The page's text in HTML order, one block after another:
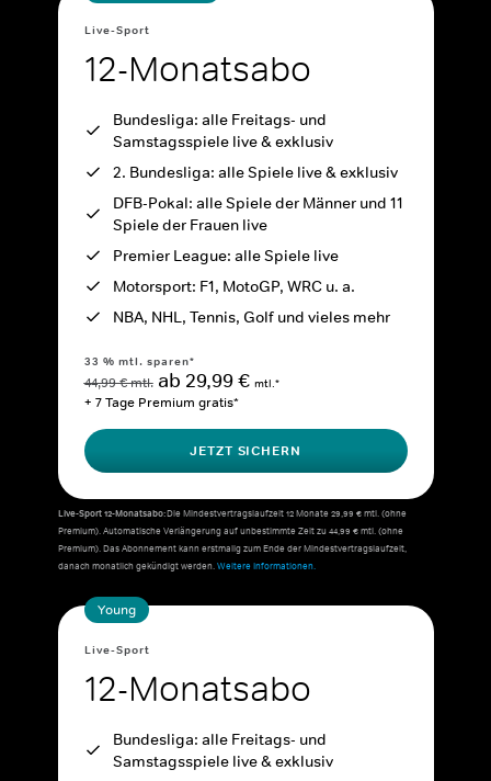
Live-Sport
12-Monatsabo
Bundesliga: alle Freitags- und
Samstagsspiele live & exklusiv
2. Bundesliga: alle Spiele live & exklusiv
DFB-Pokal: alle Spiele der Männer und 11
Spiele der Frauen live
Premier League: alle Spiele live
Motorsport: F1, MotoGP, WRC u. a.
NBA, NHL, Tennis, Golf und vieles mehr
33 % mtl. sparen*
44,99 € mtl. ab 29,99 € mtl.*
+ 7 Tage Premium gratis*
JETZT SICHERN
Live-Sport 12-Monatsabo:Die Mindestvertragslaufzeit 12 Monate 29,99 € mtl. (ohne
Premium). Automatische Verlängerung auf unbestimmte Zeit zu 44,99 € mtl. (ohne
Premium). Das Abonnement kann erstmalig zum Ende der Mindestvertragslaufzeit,
danach monatlich gekündigt werden.Weitere Informationen.
Young
Live-Sport
12-Monatsabo
Bundesliga: alle Freitags- und
Samstagsspiele live & exklusiv